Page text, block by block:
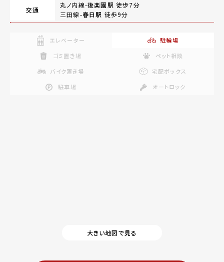
交通
丸ノ内線-後楽園駅 徒歩7分
三田線-春日駅 徒歩9分
エレベーター
駐輪場
ゴミ置き場
ペット相談
バイク置き場
宅配ボックス
駐車場
オートロック
大きい地図で見る